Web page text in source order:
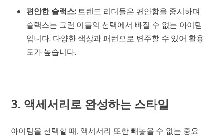
편안한 슬랙스: 트렌드 리더들은 편안함을 중시하며,
슬랙스는 그런 이들의 선택에서 빠질 수 없는 아이템
입니다. 다양한 색상과 패턴으로 변주할 수 있어 활용
도가 높습니다.
3. 액세서리로 완성하는 스타일
아이템을 선택할 때, 액세서리 또한 빼놓을 수 없는 중요